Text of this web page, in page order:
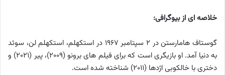
خلاصه ای از بیوگرافی:
گوستاف هامارستن در ۲ سپتامبر ۱۹۶۷ در استکهلم، استکهلم لن، سوئد
به دنیا آمد. او بازیگری است که برای فیلم های برونو (۲۰۰۹)، پیر (۲۰۲۱) و
دختری با خالکوبی اژدها (۲۰۱۱) شناخته شده است.